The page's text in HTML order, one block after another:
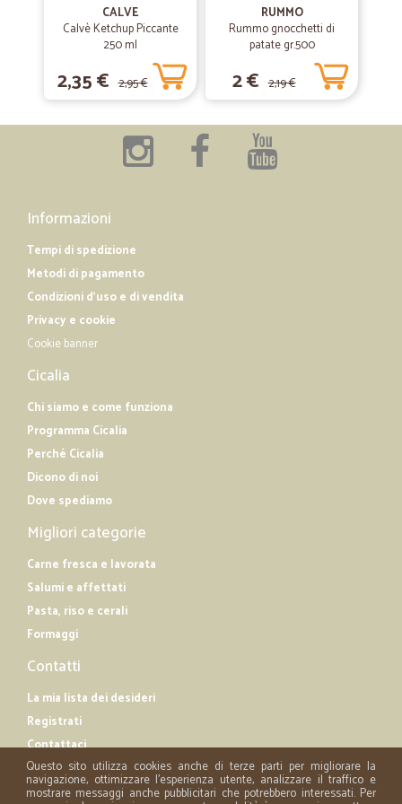
Economico e veloce
Economico e veloce. Prodotti giunti integri e in pochi giorni,
considerando anche le festività. Grazie!
grazie e arrivederci
CALVE
Calvè Ketchup Piccante
250 ml
2,35 € 2,95 €
RUMMO
Rummo gnocchetti di
patate gr.500
2 € 2,19 €
Informazioni
Tempi di spedizione
Metodi di pagamento
Condizioni d'uso e di vendita
Privacy e cookie
Cookie banner
Cicalia
Chi siamo e come funziona
Programma Cicalia
Perché Cicalia
Dicono di noi
Dove spediamo
Migliori categorie
Carne fresca e lavorata
Salumi e affettati
Pasta, riso e cerali
Formaggi
Contatti
La mia lista dei desideri
Registrati
Contattaci
Questo sito utilizza cookies anche di terze parti per migliorare la
navigazione, ottimizzare l'esperienza utente, analizzare il traffico e
mostrare messaggi anche pubblicitari che potrebbero interessati. Per